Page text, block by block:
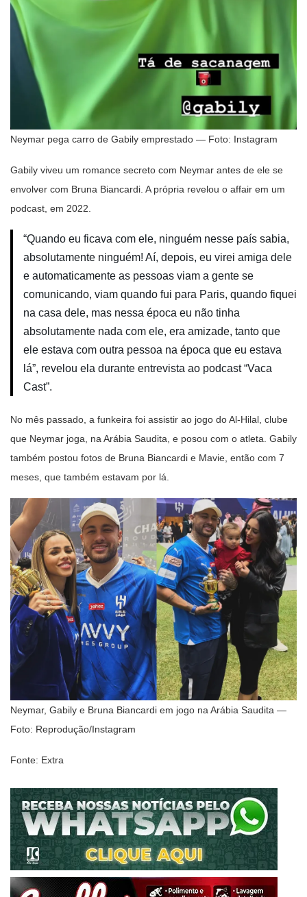
Neymar pega carro de Gabily emprestado — Foto: Instagram
Gabily viveu um romance secreto com Neymar antes de ele se
envolver com Bruna Biancardi. A própria revelou o affair em um
podcast, em 2022.
“Quando eu ficava com ele, ninguém nesse país sabia,
absolutamente ninguém! Aí, depois, eu virei amiga dele
e automaticamente as pessoas viam a gente se
comunicando, viam quando fui para Paris, quando fiquei
na casa dele, mas nessa época eu não tinha
absolutamente nada com ele, era amizade, tanto que
ele estava com outra pessoa na época que eu estava
lá”, revelou ela durante entrevista ao podcast “Vaca
Cast”.
No mês passado, a funkeira foi assistir ao jogo do Al-Hilal, clube
que Neymar joga, na Arábia Saudita, e posou com o atleta. Gabily
também postou fotos de Bruna Biancardi e Mavie, então com 7
meses, que também estavam por lá.
Neymar, Gabily e Bruna Biancardi em jogo na Arábia Saudita —
Foto: Reprodução/Instagram
Fonte: Extra